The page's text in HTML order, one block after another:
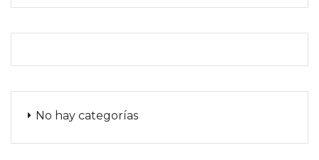
No hay categorías